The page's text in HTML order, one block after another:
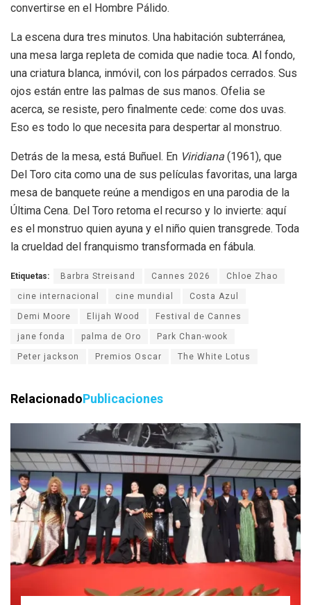
convertirse en el Hombre Pálido.
La escena dura tres minutos. Una habitación subterránea,
una mesa larga repleta de comida que nadie toca. Al fondo,
una criatura blanca, inmóvil, con los párpados cerrados. Sus
ojos están entre las palmas de sus manos. Ofelia se
acerca, se resiste, pero finalmente cede: come dos uvas.
Eso es todo lo que necesita para despertar al monstruo.
Detrás de la mesa, está Buñuel. En Viridiana (1961), que
Del Toro cita como una de sus películas favoritas, una larga
mesa de banquete reúne a mendigos en una parodia de la
Última Cena. Del Toro retoma el recurso y lo invierte: aquí
es el monstruo quien ayuna y el niño quien transgrede. Toda
la crueldad del franquismo transformada en fábula.
Etiquetas: Barbra Streisand Cannes 2026 Chloe Zhao
cine internacional cine mundial Costa Azul
Demi Moore Elijah Wood Festival de Cannes
jane fonda palma de Oro Park Chan-wook
Peter jackson Premios Oscar The White Lotus
RelacionadoPublicaciones